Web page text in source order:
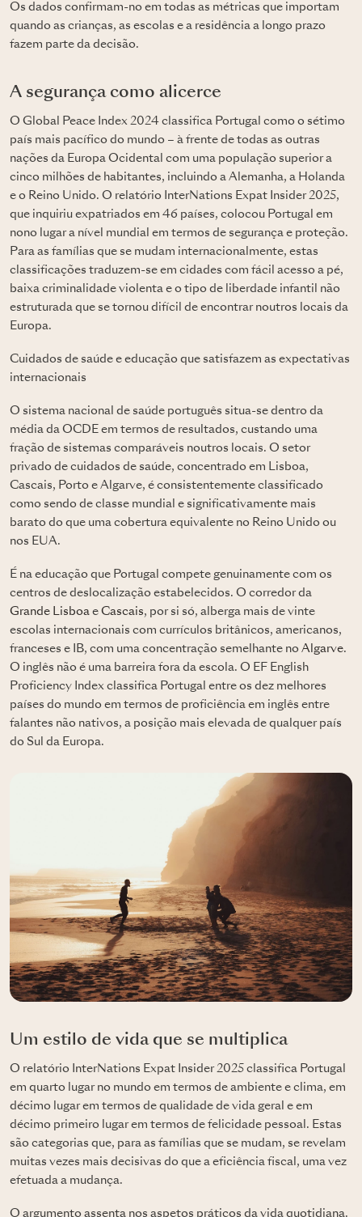
Os dados confirmam-no em todas as métricas que importam
quando as crianças, as escolas e a residência a longo prazo
fazem parte da decisão.
A segurança como alicerce
O Global Peace Index 2024 classifica Portugal como o sétimo
país mais pacífico do mundo – à frente de todas as outras
nações da Europa Ocidental com uma população superior a
cinco milhões de habitantes, incluindo a Alemanha, a Holanda
e o Reino Unido. O relatório InterNations Expat Insider 2025,
que inquiriu expatriados em 46 países, colocou Portugal em
nono lugar a nível mundial em termos de segurança e proteção.
Para as famílias que se mudam internacionalmente, estas
classificações traduzem-se em cidades com fácil acesso a pé,
baixa criminalidade violenta e o tipo de liberdade infantil não
estruturada que se tornou difícil de encontrar noutros locais da
Europa.
Cuidados de saúde e educação que satisfazem as expectativas
internacionais
O sistema nacional de saúde português situa-se dentro da
média da OCDE em termos de resultados, custando uma
fração de sistemas comparáveis noutros locais. O setor
privado de cuidados de saúde, concentrado em Lisboa,
Cascais, Porto e Algarve, é consistentemente classificado
como sendo de classe mundial e significativamente mais
barato do que uma cobertura equivalente no Reino Unido ou
nos EUA.
É na educação que Portugal compete genuinamente com os
centros de deslocalização estabelecidos. O corredor da
Grande Lisboa e Cascais, por si só, alberga mais de vinte
escolas internacionais com currículos britânicos, americanos,
franceses e IB, com uma concentração semelhante no Algarve.
O inglês não é uma barreira fora da escola. O EF English
Proficiency Index classifica Portugal entre os dez melhores
países do mundo em termos de proficiência em inglês entre
falantes não nativos, a posição mais elevada de qualquer país
do Sul da Europa.
Um estilo de vida que se multiplica
O relatório InterNations Expat Insider 2025 classifica Portugal
em quarto lugar no mundo em termos de ambiente e clima, em
décimo lugar em termos de qualidade de vida geral e em
décimo primeiro lugar em termos de felicidade pessoal. Estas
são categorias que, para as famílias que se mudam, se revelam
muitas vezes mais decisivas do que a eficiência fiscal, uma vez
efetuada a mudança.
O argumento assenta nos aspetos práticos da vida quotidiana.